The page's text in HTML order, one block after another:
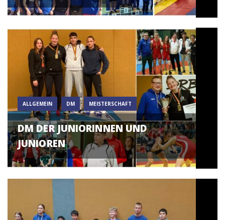
ALLGEMEIN DM MEISTERSCHAFT
DM DER JUNIORINNEN UND
JUNIOREN